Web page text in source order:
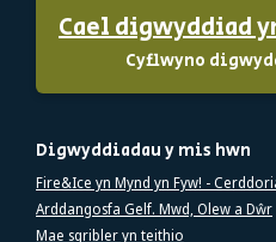
Cael digwyddiad
Cyflwyno
Digwyddiadau y mis hwn
Fire&Ice yn Mynd yn Fyw! -
Arddangosfa Gelf. Mwd, Olew a Dŵr
Mae sgribler yn teithio